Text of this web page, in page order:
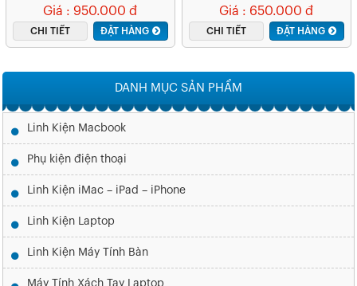
Iii MZ-76E500BW
Giá : 950.000 đ
CHI TIẾT ĐẶT HÀNG
III
Giá : 650.000 đ
CHI TIẾT ĐẶT HÀNG
DANH MỤC SẢN PHẨM
Linh Kiện Macbook
Phụ kiện điện thoại
Linh Kiện iMac – iPad – iPhone
Linh Kiện Laptop
Linh Kiện Máy Tính Bàn
Máy Tính Xách Tay Laptop